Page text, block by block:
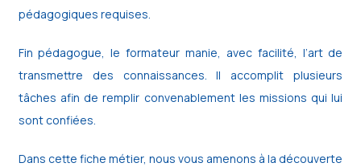
pédagogiques requises.
Fin pédagogue, le formateur manie, avec facilité, l’art de
transmettre des connaissances. Il accomplit plusieurs
tâches afin de remplir convenablement les missions qui lui
sont confiées.
Dans cette fiche métier, nous vous amenons à la découverte